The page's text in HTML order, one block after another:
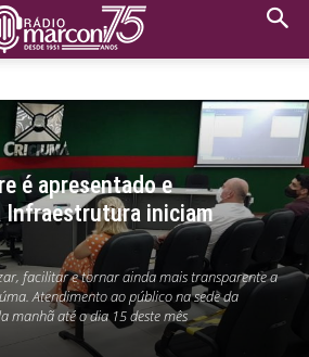
é apresentado e
Infraestrutura iniciam
facilitar e tornar ainda mais transparente a
Atendimento ao público na sede da
manhã até o dia 15 deste mês